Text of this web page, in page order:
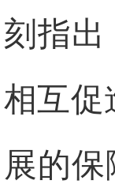
刻指出
相互促
展的